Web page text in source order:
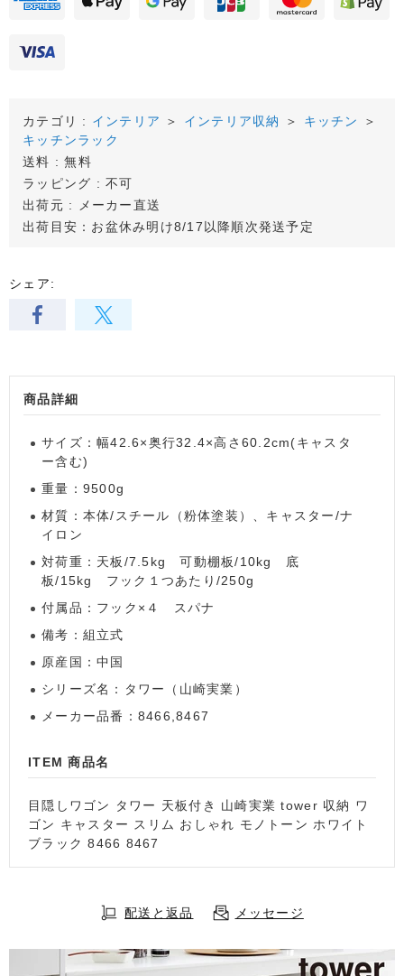
カテゴリ : インテリア ＞ インテリア収納 ＞ キッチン
＞
キッチンラック
送料 : 無料
ラッピング : 不可
出荷元 : メーカー直送
出荷目安：お盆休み明け8/17以降順次発送予定
商品詳細
サイズ：幅42.6×奥行32.4×高さ60.2cm(キャスタ
ー含む)
重量：9500g
材質：本体/スチール（粉体塗装）、キャスター/ナ
イロン
対荷重：天板/7.5kg 可動棚板/10kg 底
板/15kg フック１つあたり/250g
付属品：フック×４ スパナ
備考：組立式
原産国：中国
シリーズ名：タワー（山崎実業）
メーカー品番：8466,8467
ITEM 商品名
目隠しワゴン タワー 天板付き 山崎実業 tower 収納 ワ
ゴン キャスター スリム おしゃれ モノトーン ホワイト
ブラック 8466 8467
シェア:
配送と返品 メッセージ